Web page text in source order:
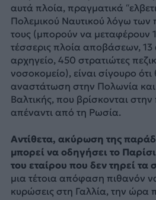
αυτά πλοία, πραγματικά
Πολεμικού Ναυτικού λόγω
τους (μπορούν να μεταφέρουν
τέσσερις πλοία αποβάσεων,
αρχηγείο, 450 στρατιώτες
νοσοκομείο), είναι σίγουρο
αναστάτωση στην Πολωνία και
Βαλτικής, που βρίσκονται
απέναντι από τη Ρωσία.
Αντίθετα, ακύρωση της
μπορεί να οδηγήσει το
του εταίρου που δεν τηρεί τα
μια τέτοια απόφαση πιθανόν
κυρώσεις στη Γαλλία, την ώρα